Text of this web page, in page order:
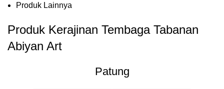
Produk Lainnya
Produk Kerajinan Tembaga Tabanan
Abiyan Art
Patung